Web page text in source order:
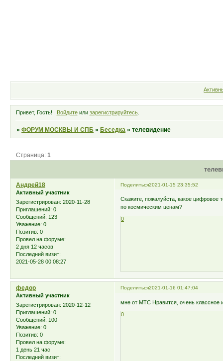
Привет, Гость! Войдитеили зарегистрируйтесь.
»ФОРУМ МОСКВЫ И СПБ »Беседка »телевидение
Страница:1
Поделиться2021-01-15 23:35:52
Андрей18
Активный участник
Зарегистрирован: 2020-11-28
Приглашений: 0
Сообщений: 123
Уважение: 0
Позитив: 0
Провел на форуме:
2 дня 12 часов
Последний визит:
2021-05-28 00:08:27
Скажите, пожалуйста, какое цифровое
по космическим ценам?
0
Поделиться2021-01-16 01:47:04
федор
Активный участник
Зарегистрирован: 2020-12-12
Приглашений: 0
Сообщений: 100
Уважение: 0
Позитив: 0
Провел на форуме:
1 день 21 час
Последний визит:
мне от МТС Нравится, очень классное
0